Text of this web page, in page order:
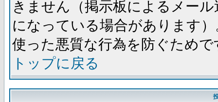
きません（掲示板によるメー
になっている場合があります
使った悪質な行為を防ぐためで
トップに戻る